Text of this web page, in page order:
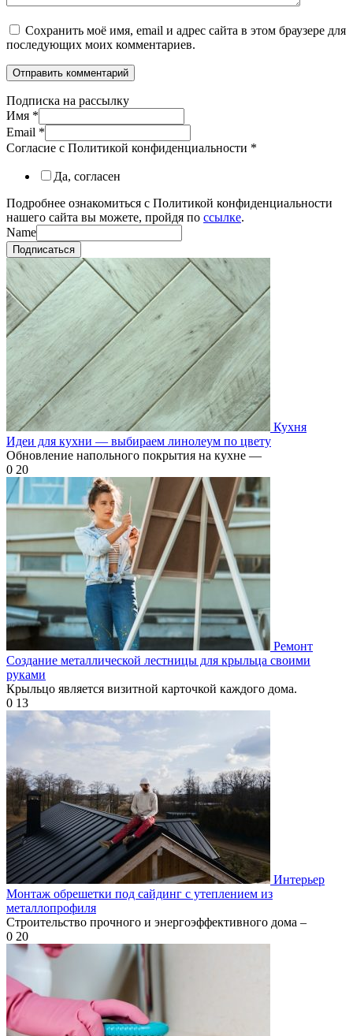
Сохранить моё имя, email и адрес сайта в этом браузере для
последующих моих комментариев.
Подписка на рассылку
Имя *
Email *
Согласие с Политикой конфиденциальности *
Да, согласен
Подробнее ознакомиться с Политикой конфиденциальности
нашего сайта вы можете, пройдя по ссылке.
Name
Подписаться
Кухня
Идеи для кухни — выбираем линолеум по цвету
Обновление напольного покрытия на кухне —
0 20
Ремонт
Создание металлической лестницы для крыльца своими
руками
Крыльцо является визитной карточкой каждого дома.
0 13
Интерьер
Монтаж обрешетки под сайдинг с утеплением из
металлопрофиля
Строительство прочного и энергоэффективного дома –
0 20